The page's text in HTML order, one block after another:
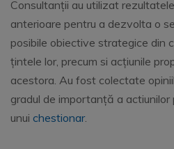
Consultanții au utilizat
anterioare pentru a dezvolta o
posibile obiective strategice din
țintele lor, precum si acțiunile
acestora. Au fost colectate
gradul de importanță a actiunilor
unui chestionar.